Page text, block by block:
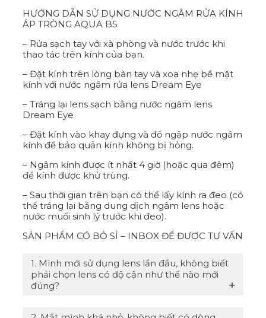
HƯỚNG DẪN SỬ DỤNG NƯỚC NGÂM RỬA KÍNH
ÁP TRÒNG AQUA B5
– Rửa sạch tay với xà phòng và nước trước khi
thao tác trên kính của bạn.
– Đặt kính trên lòng bàn tay và xoa nhẹ bề mặt
kính với nước ngâm rửa lens Dream Eye
– Tráng lại lens sạch bằng nước ngâm lens
Dream Eye
– Đặt kính vào khay đựng và đổ ngập nước ngâm
kính để bảo quản kính không bị hỏng.
– Ngâm kính được ít nhất 4 giờ (hoặc qua đêm)
để kính được khử trùng.
– Sau thời gian trên bạn có thể lấy kính ra đeo (có
thể tráng lại bằng dung dịch ngâm lens hoặc
nước muối sinh lý trước khi đeo).
SẢN PHẨM CÓ BỎ SỈ – INBOX ĐỂ ĐƯỢC TƯ VẤN
1. Mình mới sử dụng lens lần đầu, không biết
phải chọn lens có độ cận như thế nào mới
đúng?
Vì lens sẽ áp sát vào giác mạc của bạn vì vậy